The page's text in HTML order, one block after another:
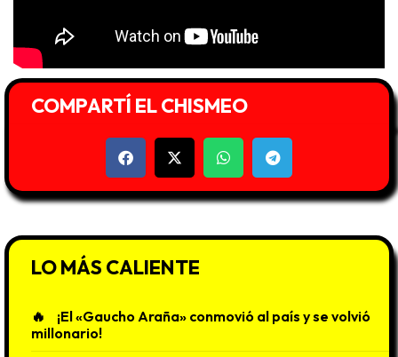
COMPARTÍ EL CHISMEO
LO MÁS CALIENTE
¡El «Gaucho Araña» conmovió al país y se volvió
millonario!